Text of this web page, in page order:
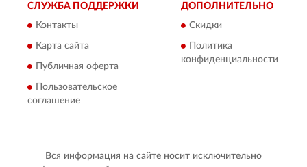
СЛУЖБА ПОДДЕРЖКИ
Контакты
Карта сайта
Публичная оферта
Пользовательское
соглашение
ДОПОЛНИТЕЛЬНО
Скидки
Политика
конфиденциальности
Вся информация на сайте носит исключительно